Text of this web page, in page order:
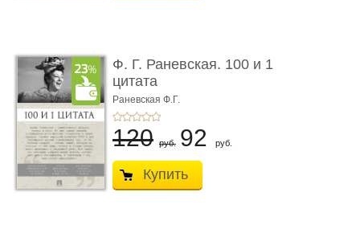
Ф. Г. Раневская. 100 и 1
цитата
Раневская Ф.Г.
120 руб. 92 руб.
Купить